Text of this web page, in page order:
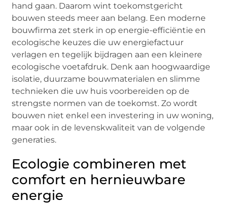
hand gaan. Daarom wint toekomstgericht
bouwen steeds meer aan belang. Een moderne
bouwfirma zet sterk in op energie-efficiëntie en
ecologische keuzes die uw energiefactuur
verlagen en tegelijk bijdragen aan een kleinere
ecologische voetafdruk. Denk aan hoogwaardige
isolatie, duurzame bouwmaterialen en slimme
technieken die uw huis voorbereiden op de
strengste normen van de toekomst. Zo wordt
bouwen niet enkel een investering in uw woning,
maar ook in de levenskwaliteit van de volgende
generaties.
Ecologie combineren met
comfort en hernieuwbare
energie